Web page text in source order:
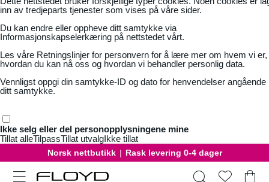
inn av tredjeparts tjenester som vises på våre sider.
Du kan endre eller oppheve ditt samtykke via
Informasjonskapselerkæring på nettstedet vårt.
Les våre Retningslinjer for personvern for å lære mer om hvem vi er,
hvordan du kan nå oss og hvordan vi behandler personlig data.
Vennligst oppgi din samtykke-ID og dato for henvendelser angående
ditt samtykke.
Ikke selg eller del personopplysningene mine
Tillat alleTilpassTillat utvalgIkke tillat
Norsk nettbutikk | Rask levering 0-4 dager